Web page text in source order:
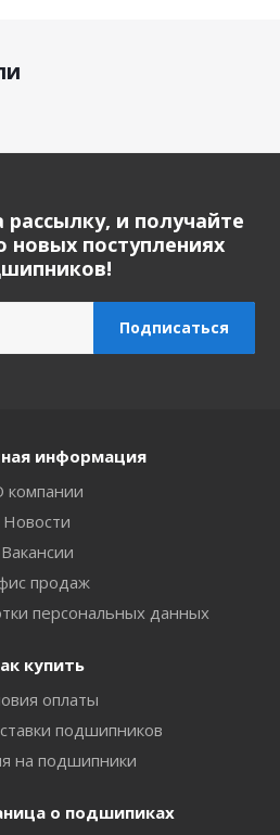
и получайте
поступлениях
информация
компании
Новости
Вакансии
продаж
персональных данных
купить
оплаты
подшипников
на подшипники
о подшипиках